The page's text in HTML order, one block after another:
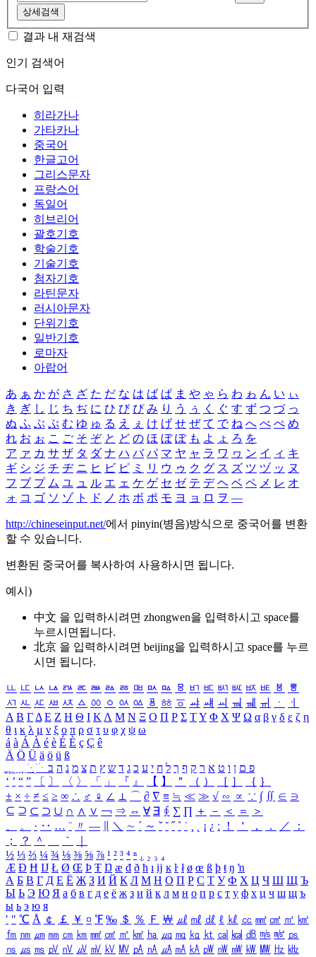
상세검색
결과 내 재검색
인기 검색어
다국어 입력
히라가나
가타카나
중국어
한글고어
그리스문자
프랑스어
독일어
히브리어
괄호기호
학술기호
기술기호
첨자기호
라틴문자
러시아문자
단위기호
일반기호
로마자
아랍어
あ ぁ か が さ ざ た だ な は ば ぱ ま や ゃ ら わ ゎ ん い ぃ
き ぎ し じ ち ぢ に ひ び ぴ み り う ぅ く ぐ す ず つ づ っ
ぬ ふ ぶ ぷ む ゆ ゅ る え ぇ け げ せ ぜ て で ね へ べ ぺ め
れ お ぉ こ ご そ ぞ と ど の ほ ぼ ぽ も よ ょ ろ を
ア ァ カ サ ザ タ ダ ナ ハ バ パ マ ヤ ャ ラ ワ ヮ ン イ ィ キ
ギ シ ジ チ ヂ ニ ヒ ビ ピ ミ リ ウ ゥ ク グ ス ズ ツ ヅ ッ ヌ
フ ブ プ ム ユ ュ ル エ ェ ケ ゲ セ ゼ テ デ ヘ ベ ペ メ レ オ
ォ コ ゴ ソ ゾ ト ド ノ ホ ボ ポ モ ヨ ョ ロ ヲ ―
http://chineseinput.net/에서 pinyin(병음)방식으로 중국어를 변환
할 수 있습니다.
변환된 중국어를 복사하여 사용하시면 됩니다.
예시)
中文 을 입력하시려면 zhongwen을 입력하시고 space를
누르시면됩니다.
北京 을 입력하시려면 beijing을 입력하시고 space를 누르
시면 됩니다.
ㅥ ㅦ ㅧ ㅨ ㅩ ㅪ ㅫ ㅬ ㅭ ㅮ ㅯ ㅰ ㅱ ㅲ ㅳ ㅴ ㅵ ㅶ ㅷ ㅸ
ㅹ
ㅺ ㅻ ㅼ ㅽ ㅾ ㅿ ㆀ ㆁ ㆂ ㆃ ㆄ ㆅ ㆆ ㆇ ㆈ ㆉ ㆊ ㆋ ㆌ ㆍ
ㆎ
Α Β ΓΔ Ε Ζ Η Θ Ι ΚΛ Μ Ν Ξ Ο Π Ρ Σ ΤΥ Φ Χ Ψ Ω α β γ δ ε ζ η
θ ι κ λ μ ν ξ ο π ρ σ τ υ φ χ ψ ω
á à Á À é è É È ç Ç ê
Ä Ö Ü ä ö ü ß
ִֶֹ ֻּ ׁׂ פ ם ן ו ט א ר ק ף ך ל ח י ע כ ג ד ש ץ ת צ מ נ ה ב
‘ ’ “ ” 〔 〕 〈 〉 「 」 『 』 【 】 ＂ （ ） ［ ］ ｛ ｝
± × ÷ ≠ ≤ ≥ ∞ ∴ ♂ ♀ ∠ ⊥ ⌒ ∂ ∇ ≡ ≒ ≪ ≫ √ ∽ ∝ ∵ ∫ ∬ ∈ ∋
⊆ ⊇ ⊂ ⊃ ∪ ∩ ∧ ∨ ￢ ⇒ ⇔ ∀ ∃ ∮ ∑ ∏ ＋ － ＜ ＝
＞
、
。 · ‥ … ¨ 〃 ― ＼ ∼ ´ ～ ˇ ˘ ˝ ˚ ˙ ¸ ¡ ¿ ː ！ ＇ ， ． ／
：
；
？ ＾ ｀
½ ⅓ ⅔ ¼ ¾ ⅛ ⅜ ⅝ ⅞ ¹ ² ³ ⁴ ⁿ ₁ ₂ ₃ ₄
Æ Ð Ħ Ĳ Ł Ø Œ Þ Ŧ Ŋ æ đ ð ħ ı ĳ ĸ ŀ ł ø œ ß þ ŧ ŋ ŉ
А Б В Г Д Е Ё Ж З И Й К Л М Н О П Р С Т У Ф Х Ц Ч Ш Щ Ъ
Ы Ь Э Ю Я а б в г д е ё ж з и й к л м н о п р с т у ф х ц ч ш щ ъ
ы ь э ю я
′ ″ ℃ Å ￠ ￡ ￥ ¤ ℉ ‰ ＄ ％ Ｆ ￦ ㎕ ㎖ ㎗ ℓ ㎘ ㏄ ㎣ ㎤ ㎥ ㎦
㎙ ㎚ ㎛ ㎜ ㎝ ㎞ ㎟ ㎠ ㎡ ㎢ ㏊ ㎍ ㎎ ㎏ ㏏ ㎈ ㎉ ㏈ ㎧ ㎨ ㎰
㎱ ㎲ ㎳ ㎴ ㎵ ㎶ ㎷ ㎸ ㎹ ㎀ ㎁ ㎂ ㎃ ㎄ ㎺ ㎻ ㎽ ㎾ ㎿ ㎐ ㎑